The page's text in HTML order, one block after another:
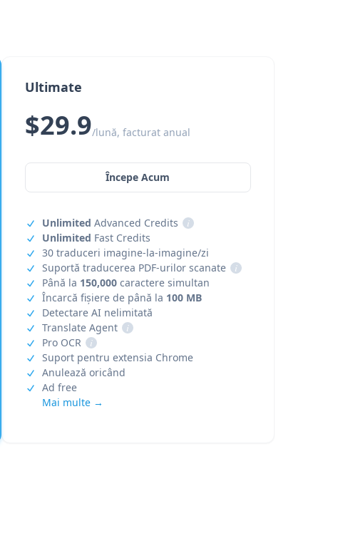
Ultimate
$29.9/lună, facturat anual
Începe Acum
Unlimited Advanced Credits
i
Unlimited Fast Credits
30 traduceri imagine-la-imagine/zi
Suportă traducerea PDF-urilor scanate
i
Până la 150,000caractere simultan
Încarcă fișiere de până la 100 MB
Detectare AI nelimitată
Translate Agent
i
Pro OCR
i
Suport pentru extensia Chrome
Anulează oricând
Ad free
Mai multe →